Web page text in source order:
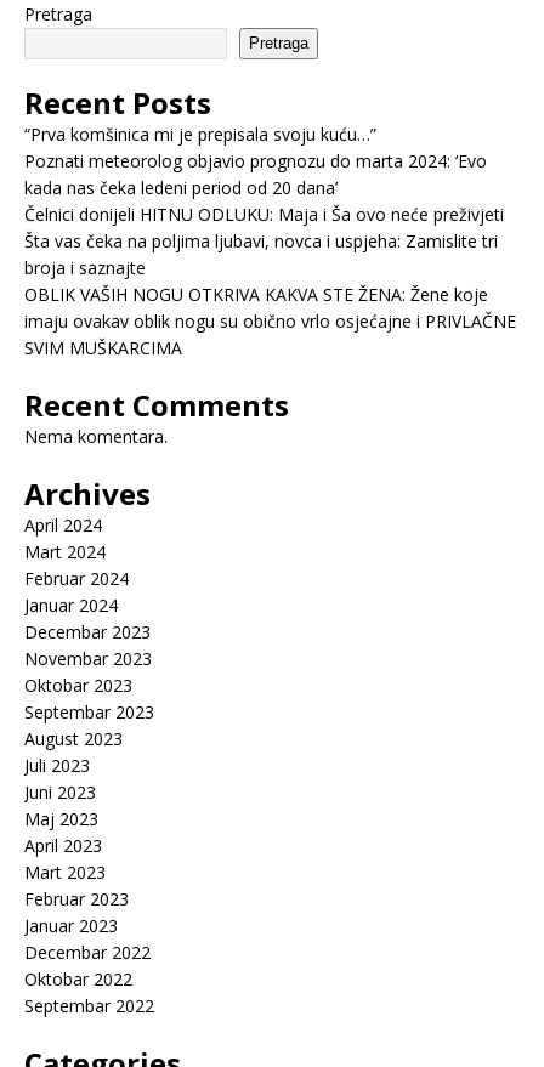
Pretraga
Pretraga
Recent Posts
“Prva komšinica mi je prepisala svoju kuću…”
Poznati meteorolog objavio prognozu do marta 2024: ‘Evo
kada nas čeka ledeni period od 20 dana’
Čelnici donijeli HITNU ODLUKU: Maja i Ša ovo neće preživjeti
Šta vas čeka na poljima ljubavi, novca i uspjeha: Zamislite tri
broja i saznajte
OBLIK VAŠIH NOGU OTKRIVA KAKVA STE ŽENA: Žene koje
imaju ovakav oblik nogu su obično vrlo osjećajne i PRIVLAČNE
SVIM MUŠKARCIMA
Recent Comments
Nema komentara.
Archives
April 2024
Mart 2024
Februar 2024
Januar 2024
Decembar 2023
Novembar 2023
Oktobar 2023
Septembar 2023
August 2023
Juli 2023
Juni 2023
Maj 2023
April 2023
Mart 2023
Februar 2023
Januar 2023
Decembar 2022
Oktobar 2022
Septembar 2022